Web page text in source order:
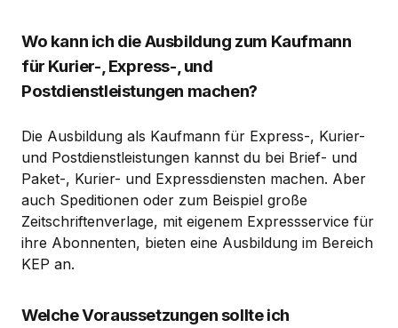
Wo kann ich die Ausbildung zum Kaufmann
für Kurier-, Express-, und
Postdienstleistungen machen?
Die Ausbildung als Kaufmann für Express-, Kurier-
und Postdienstleistungen kannst du bei Brief- und
Paket-, Kurier- und Expressdiensten machen. Aber
auch Speditionen oder zum Beispiel große
Zeitschriftenverlage, mit eigenem Expressservice für
ihre Abonnenten, bieten eine Ausbildung im Bereich
KEP an.
Welche Voraussetzungen sollte ich